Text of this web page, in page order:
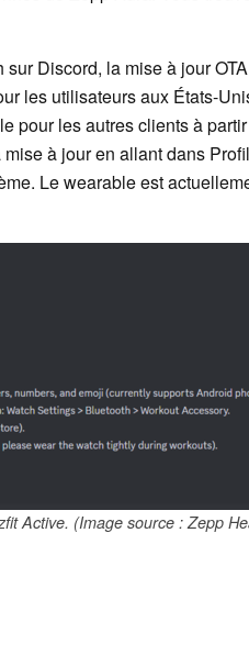
Discord, la mise à jour
les utilisateurs aux États-
pour les autres clients à
à jour en allant dans
Le wearable est
Active. (Image source : Zepp